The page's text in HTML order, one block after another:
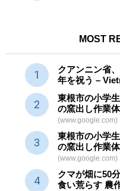
MOST
クアンニン省
年を祝う –
東根市の小学
の窯出し作業
(www.google.com)
東根市の小学
の窯出し作業
(www.google.com)
クマが畑に50
食い荒らす 農